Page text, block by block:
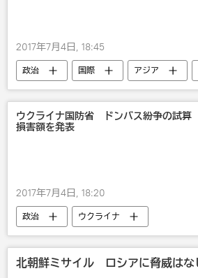
2017年7月4日, 18:45
政治 国際 アジア
中国
ウクライナ国防省 ドンバス紛争の試算
損害額を発表
2017年7月4日, 18:20
政治 ウクライナ
北朝鮮ミサイル ロシアに脅威はな